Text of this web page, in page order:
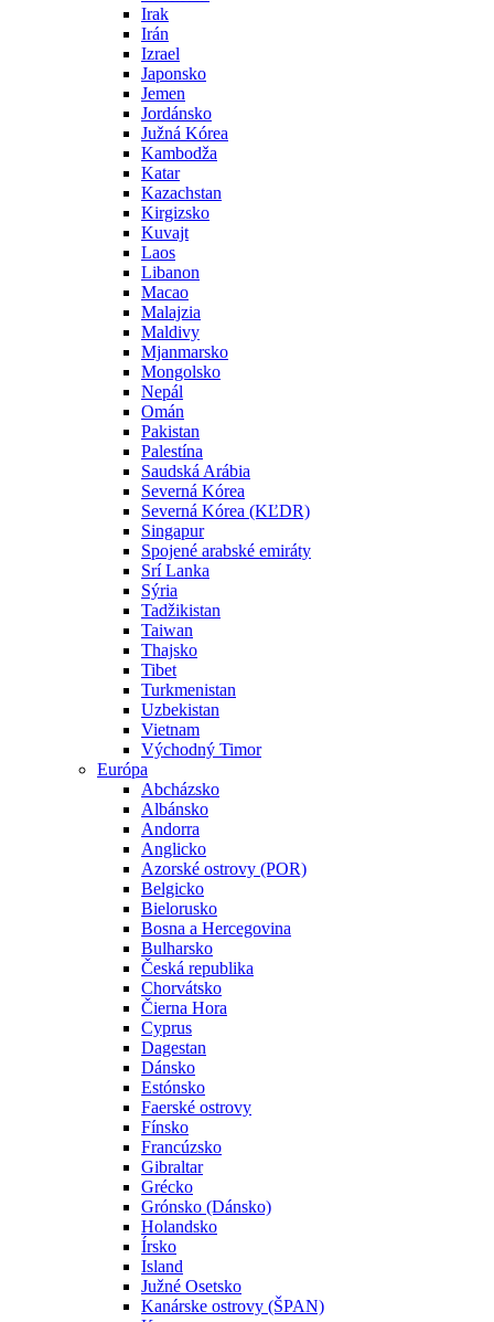
Irak
Irán
Izrael
Japonsko
Jemen
Jordánsko
Južná Kórea
Kambodža
Katar
Kazachstan
Kirgizsko
Kuvajt
Laos
Libanon
Macao
Malajzia
Maldivy
Mjanmarsko
Mongolsko
Nepál
Omán
Pakistan
Palestína
Saudská Arábia
Severná Kórea
Severná Kórea (KĽDR)
Singapur
Spojené arabské emiráty
Srí Lanka
Sýria
Tadžikistan
Taiwan
Thajsko
Tibet
Turkmenistan
Uzbekistan
Vietnam
Východný Timor
Európa
Abcházsko
Albánsko
Andorra
Anglicko
Azorské ostrovy (POR)
Belgicko
Bielorusko
Bosna a Hercegovina
Bulharsko
Česká republika
Chorvátsko
Čierna Hora
Cyprus
Dagestan
Dánsko
Estónsko
Faerské ostrovy
Fínsko
Francúzsko
Gibraltar
Grécko
Grónsko (Dánsko)
Holandsko
Írsko
Island
Južné Osetsko
Kanárske ostrovy (ŠPAN)